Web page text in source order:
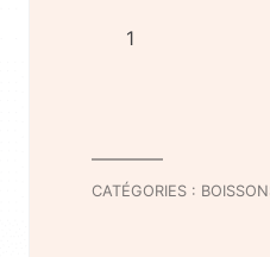
quantité
place
CATÉGORIES :